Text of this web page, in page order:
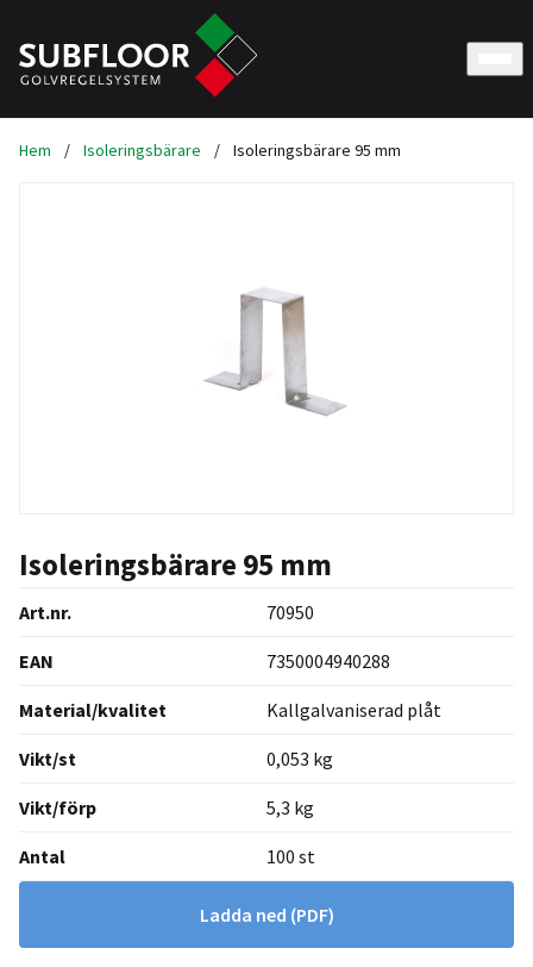
Hem / Isoleringsbärare / Isoleringsbärare 95 mm
Isoleringsbärare 95 mm
Art.nr. 70950
EAN 7350004940288
Material/kvalitet Kallgalvaniserad plåt
Vikt/st 0,053 kg
Vikt/förp 5,3 kg
Antal 100 st
Ladda ned (PDF)